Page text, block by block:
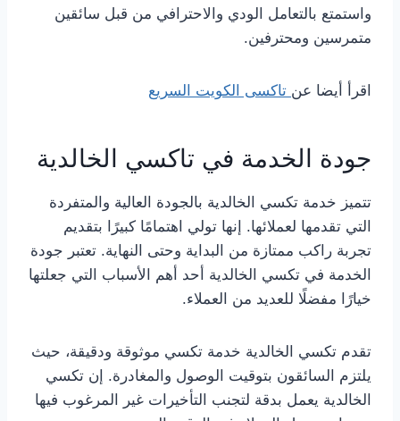
واستمتع بالتعامل الودي والاحترافي من قبل سائقين
متمرسين ومحترفين.
اقرأ أيضا عن تاكسى الكويت السريع
جودة الخدمة في تاكسي الخالدية
تتميز خدمة تكسي الخالدية بالجودة العالية والمتفردة
التي تقدمها لعملائها. إنها تولي اهتمامًا كبيرًا بتقديم
تجربة راكب ممتازة من البداية وحتى النهاية. تعتبر جودة
الخدمة في تكسي الخالدية أحد أهم الأسباب التي جعلتها
خيارًا مفضلًا للعديد من العملاء.
تقدم تكسي الخالدية خدمة تكسي موثوقة ودقيقة، حيث
يلتزم السائقون بتوقيت الوصول والمغادرة. إن تكسي
الخالدية يعمل بدقة لتجنب التأخيرات غير المرغوب فيها